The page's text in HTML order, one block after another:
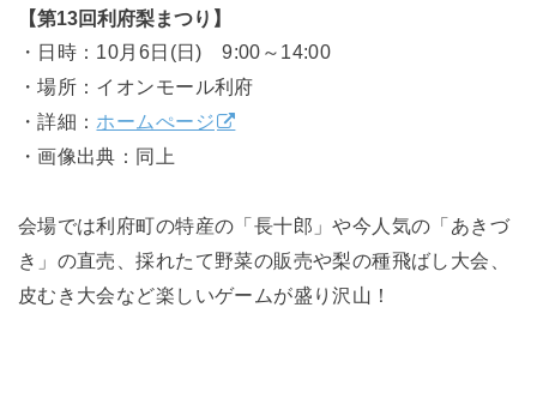
【第13回利府梨まつり】
・日時：10月6日(日) 9:00～14:00
・場所：イオンモール利府
・詳細： ホームぺージ
・画像出典：同上
会場では利府町の特産の「長十郎」や今人気の「あきづ
き」の直売、採れたて野菜の販売や梨の種飛ばし大会、
皮むき大会など楽しいゲームが盛り沢山！